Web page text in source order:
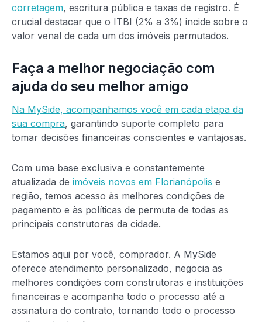
corretagem, escritura pública e taxas de registro. É
crucial destacar que o ITBI (2% a 3%) incide sobre o
valor venal de cada um dos imóveis permutados.
Faça a melhor negociação com
ajuda do seu melhor amigo
Na MySide, acompanhamos você em cada etapa da
sua compra, garantindo suporte completo para
tomar decisões financeiras conscientes e vantajosas.
Com uma base exclusiva e constantemente
atualizada de imóveis novos em Florianópolis e
região, temos acesso às melhores condições de
pagamento e às políticas de permuta de todas as
principais construtoras da cidade.
Estamos aqui por você, comprador. A MySide
oferece atendimento personalizado, negocia as
melhores condições com construtoras e instituições
financeiras e acompanha todo o processo até a
assinatura do contrato, tornando todo o processo